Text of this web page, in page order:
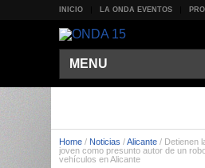
INICIO LA ONDA EVENTOS
MENU
Home / Noticias /Alicante / Detienen
joven como presunto autor de un
vehículos en Alicante